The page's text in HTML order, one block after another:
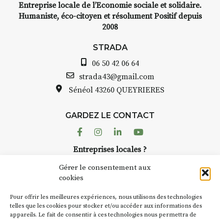
Gérer le consentement aux
cookies
Pour offrir les meilleures expériences, nous utilisons des technologies
telles que les cookies pour stocker et/ou accéder aux informations des
appareils. Le fait de consentir à ces technologies nous permettra de
Entreprise locale de l’Economie sociale et solidaire.
Humaniste, éco-citoyen et résolument Positif depuis
2008
STRADA
06 50 42 06 64
strada43@gmail.com
Sénéol 43260 QUEYRIERES
GARDEZ LE CONTACT
FacebookInstagram
LinkedinYoutube
Entreprises locales ?
Suivez toute l'actu de Strada